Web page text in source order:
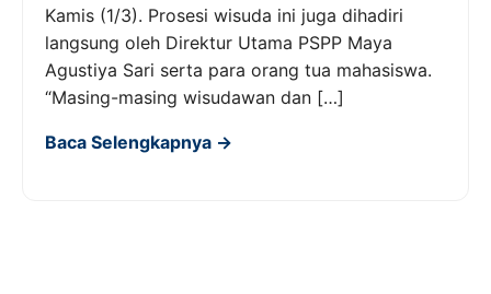
Kamis (1/3). Prosesi wisuda ini juga dihadiri
langsung oleh Direktur Utama PSPP Maya
Agustiya Sari serta para orang tua mahasiswa.
“Masing-masing wisudawan dan […]
Baca Selengkapnya →